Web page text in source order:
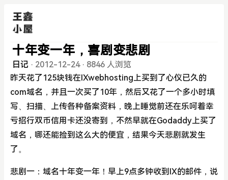
十年变一年，喜剧变悲剧
日记 · 2012-12-24 · 8846 人浏览
昨天花了125块钱在IXwebhosting上买到了心仪已久的
com域名，并且一次买了10年，然后又花了一个多小时填
写、扫描、上传各种备案资料，晚上睡觉前还在乐呵着幸
亏招行双币信用卡还没寄到，不然早就在Godaddy上买了
域名，哪还能捡到这么大的便宜，结果今天悲剧就发生
了。
悲剧一：域名十年变一年！早上9点多钟收到IX的邮件，说